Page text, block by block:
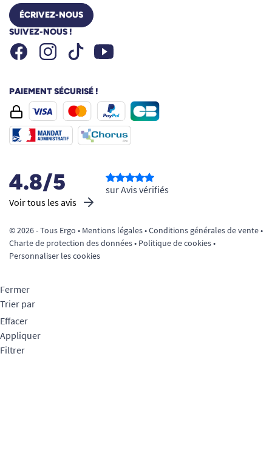
ÉCRIVEZ-NOUS
SUIVEZ-NOUS !
FacebookInstagramTiktok Youtube
PAIEMENT SÉCURISÉ !
4.8/5
Voir tous les avis
sur Avis vérifiés
© 2026 - Tous Ergo • Mentions légales•Conditions générales de vente•
Charte de protection des données• Politique de cookies•
Personnaliser les cookies
Fermer
Trier par
Effacer
Appliquer
Filtrer